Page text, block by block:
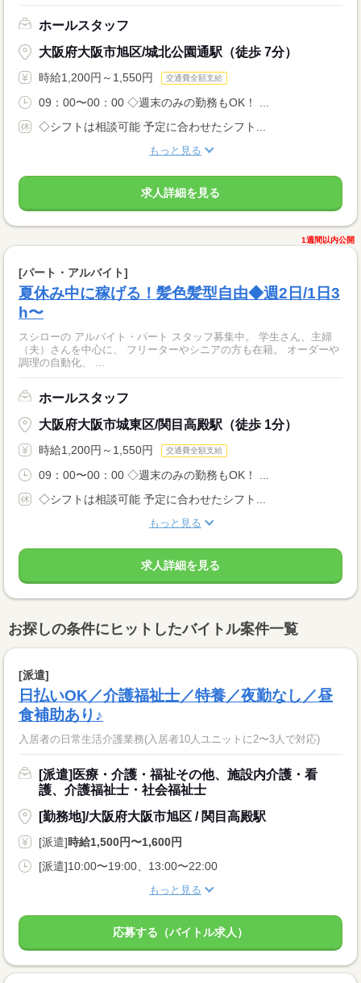
ホールスタッフ
大阪府大阪市旭区/城北公園通駅（徒歩 7分）
時給1,200円～1,550円 交通費全額支給
09：00〜00：00 ◇週末のみの勤務もOK！ ...
◇シフトは相談可能 予定に合わせたシフト...
もっと見る
求人詳細を見る
1週間以内公開
[パート・アルバイト]
夏休み中に稼げる！髪色髪型自由◆週2日/1日3
h〜
スシローの アルバイト・パート スタッフ募集中。 学生さん、主婦
（夫）さんを中心に、 フリーターやシニアの方も在籍。 オーダーや
調理の自動化、 ...
ホールスタッフ
大阪府大阪市城東区/関目高殿駅（徒歩 1分）
時給1,200円～1,550円 交通費全額支給
09：00〜00：00 ◇週末のみの勤務もOK！ ...
◇シフトは相談可能 予定に合わせたシフト...
もっと見る
求人詳細を見る
お探しの条件にヒットしたバイトル案件一覧
[派遣]
日払いOK／介護福祉士／特養／夜勤なし／昼
食補助あり♪
入居者の日常生活介護業務(入居者10人ユニットに2〜3人で対応)
[派遣]医療・介護・福祉その他、施設内介護・看
護、介護福祉士・社会福祉士
[勤務地]/大阪府大阪市旭区 / 関目高殿駅
[派遣]時給1,500円〜1,600円
[派遣]10:00〜19:00、13:00〜22:00
もっと見る
応募する（バイトル求人）